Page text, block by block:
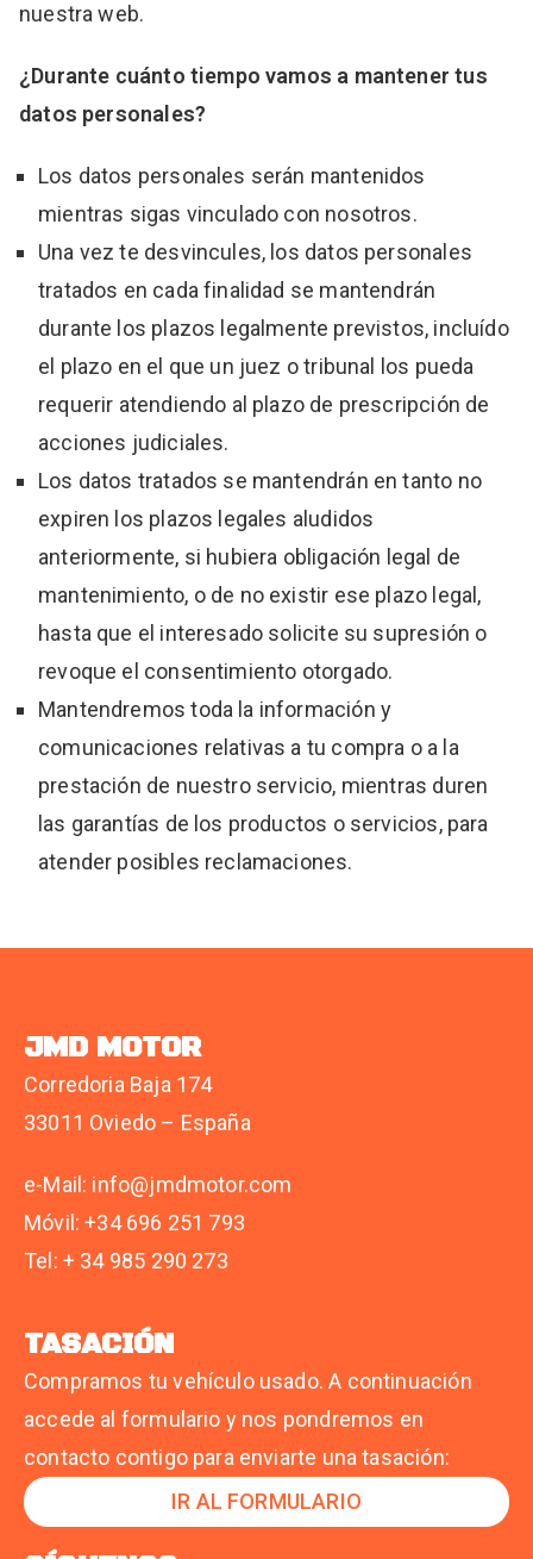
nuestra web.
¿Durante cuánto tiempo vamos a mantener tus
datos personales?
Los datos personales serán mantenidos
mientras sigas vinculado con nosotros.
Una vez te desvincules, los datos personales
tratados en cada finalidad se mantendrán
durante los plazos legalmente previstos, incluído
el plazo en el que un juez o tribunal los pueda
requerir atendiendo al plazo de prescripción de
acciones judiciales.
Los datos tratados se mantendrán en tanto no
expiren los plazos legales aludidos
anteriormente, si hubiera obligación legal de
mantenimiento, o de no existir ese plazo legal,
hasta que el interesado solicite su supresión o
revoque el consentimiento otorgado.
Mantendremos toda la información y
comunicaciones relativas a tu compra o a la
prestación de nuestro servicio, mientras duren
las garantías de los productos o servicios, para
atender posibles reclamaciones.
JMD MOTOR
Corredoria Baja 174
33011 Oviedo – España
e-Mail: info@jmdmotor.com
Móvil: +34 696 251 793
Tel: + 34 985 290 273
TASACIÓN
Compramos tu vehículo usado. A continuación
accede al formulario y nos pondremos en
contacto contigo para enviarte una tasación:
IR AL FORMULARIO